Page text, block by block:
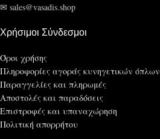
✉ sales@vasadis.shop
Χρήσιμοι Σύνδεσμοι
Όροι χρήσης
Πληροφορίες αγοράς κυνηγετικών όπλων
Παραγγελίες και πληρωμές
Αποστολές και παραδόσεις
Επιστροφές και υπαναχώρηση
Πολιτική απορρήτου